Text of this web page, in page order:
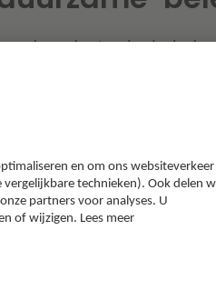
onder ‘ecologisch
activiteiten die
worden
duurzaam is,
indien die economische
de zes